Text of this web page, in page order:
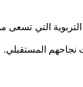
التي تسعى
نجاحهم